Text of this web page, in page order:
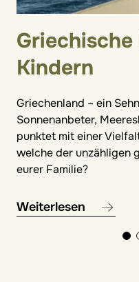
Kindern
Griechenland – ein
Sonnenanbeter,
punktet mit einer
welche der unzähligen
eurer Familie?
Weiterlesen